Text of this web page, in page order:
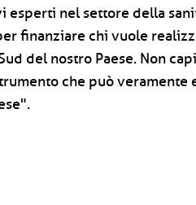
nel settore della
finanziare chi vuole
del nostro Paese. Non
che può veramente